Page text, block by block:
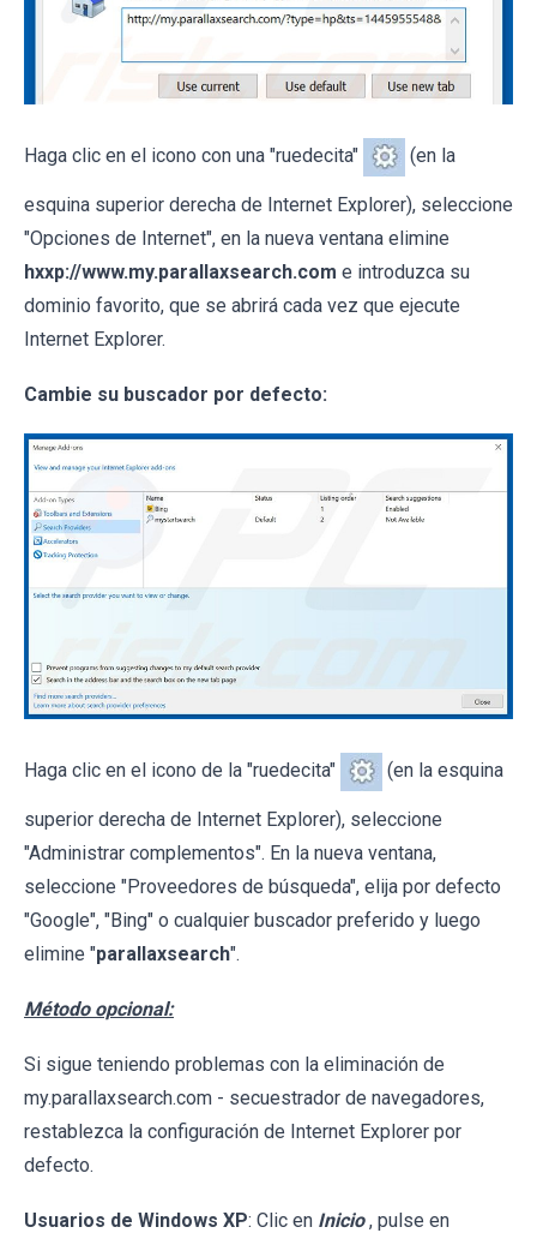
Haga clic en el icono con una "ruedecita" (en la
esquina superior derecha de Internet Explorer), seleccione
"Opciones de Internet", en la nueva ventana elimine
hxxp://www.my.parallaxsearch.com e introduzca su
dominio favorito, que se abrirá cada vez que ejecute
Internet Explorer.
Cambie su buscador por defecto:
Haga clic en el icono de la "ruedecita" (en la esquina
superior derecha de Internet Explorer), seleccione
"Administrar complementos". En la nueva ventana,
seleccione "Proveedores de búsqueda", elija por defecto
"Google", "Bing" o cualquier buscador preferido y luego
elimine "parallaxsearch".
Método opcional:
Si sigue teniendo problemas con la eliminación de
my.parallaxsearch.com - secuestrador de navegadores,
restablezca la configuración de Internet Explorer por
defecto.
Usuarios de Windows XP: Clic en Inicio , pulse en